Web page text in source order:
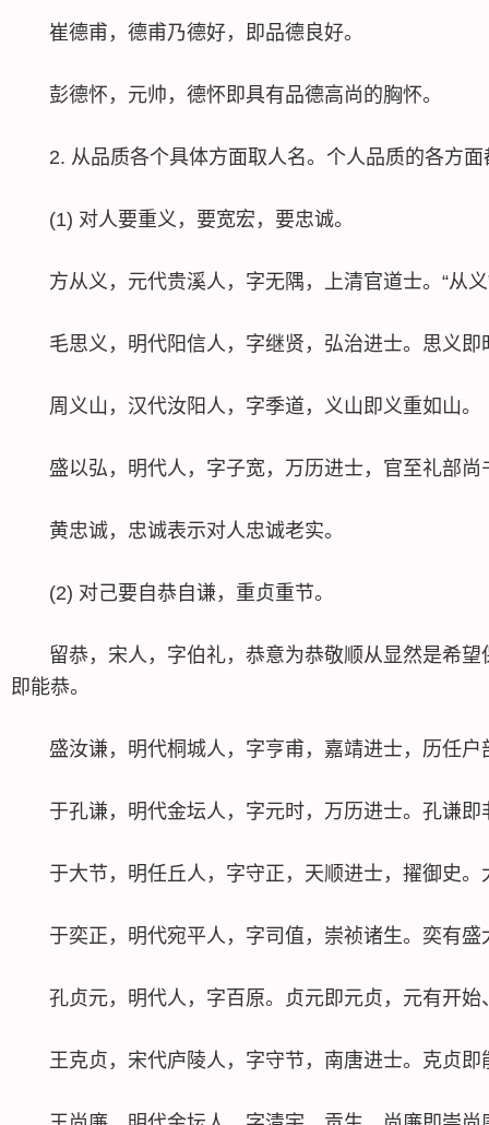
崔德甫，德甫乃德好，即品德良好。
彭德怀，元帅，德怀即具有品德高尚的胸怀。
2. 从品质各个具体方面取人名。个人品质的各方面
(1) 对人要重义，要宽宏，要忠诚。
方从义，元代贵溪人，字无隅，上清官道士。“从义
毛思义，明代阳信人，字继贤，弘治进士。思义即
周义山，汉代汝阳人，字季道，义山即义重如山。
盛以弘，明代人，字子宽，万历进士，官至礼部尚
黄忠诚，忠诚表示对人忠诚老实。
(2) 对己要自恭自谦，重贞重节。
留恭，宋人，字伯礼，恭意为恭敬顺从显然是希望
即能恭。
盛汝谦，明代桐城人，字亨甫，嘉靖进士，历任户
于孔谦，明代金坛人，字元时，万历进士。孔谦即
于大节，明任丘人，字守正，天顺进士，擢御史。
于奕正，明代宛平人，字司值，崇祯诸生。奕有盛
孔贞元，明代人，字百原。贞元即元贞，元有开始
王克贞，宋代庐陵人，字守节，南唐进士。克贞即